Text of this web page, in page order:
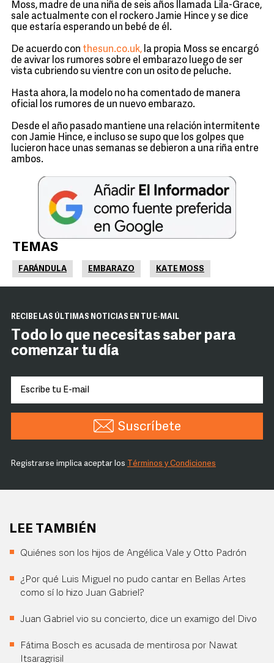
Moss, madre de una niña de seis años llamada Lila-Grace,
sale actualmente con el rockero Jamie Hince y se dice
que estaría esperando un bebé de él.
De acuerdo con thesun.co.uk, la propia Moss se encargó
de avivar los rumores sobre el embarazo luego de ser
vista cubriendo su vientre con un osito de peluche.
Hasta ahora, la modelo no ha comentado de manera
oficial los rumores de un nuevo embarazo.
Desde el año pasado mantiene una relación intermitente
con Jamie Hince, e incluso se supo que los golpes que
lucieron hace unas semanas se debieron a una riña entre
ambos.
TEMAS
FARÁNDULA EMBARAZO KATE MOSS
RECIBE LAS ÚLTIMAS NOTICIAS EN TU E-MAIL
Todo lo que necesitas saber para
comenzar tu día
Suscríbete
Registrarse implica aceptar los Términos y Condiciones
LEE TAMBIÉN
Quiénes son los hijos de Angélica Vale y Otto Padrón
¿Por qué Luis Miguel no pudo cantar en Bellas Artes
como sí lo hizo Juan Gabriel?
Juan Gabriel vio su concierto, dice un examigo del Divo
Fátima Bosch es acusada de mentirosa por Nawat
Itsaragrisil